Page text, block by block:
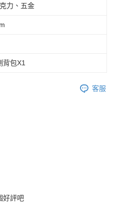
力、五金
背包X1
客服
好評吧